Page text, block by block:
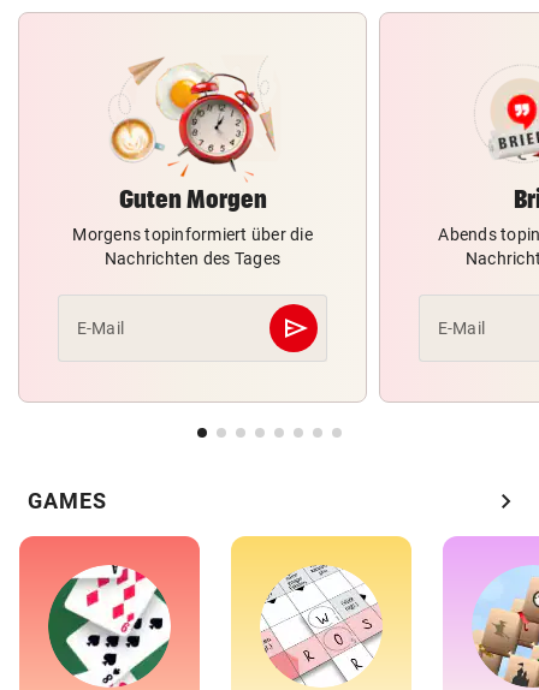
Guten Morgen
Morgens topinformiert über die
Nachrichten des Tages
E-Mail send
Abschicken
Abends
E-Mail
GAMES chevron_right